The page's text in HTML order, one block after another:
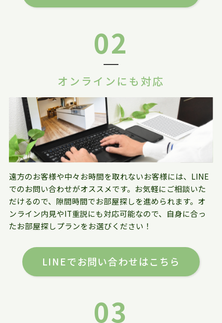
02
オンラインにも対応
遠方のお客様や中々お時間を取れないお客様には、LINE
でのお問い合わせがオススメです。お気軽にご相談いた
だけるので、隙間時間でお部屋探しを進められます。オ
ンライン内見やIT重説にも対応可能なので、自身に合っ
たお部屋探しプランをお選びください！
LINEでお問い合わせはこちら
03